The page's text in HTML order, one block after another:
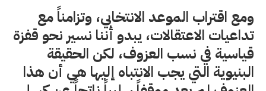
ومع اقتراب الموعد الانتخابي، وتزامناً مع
تداعيات الاعتقالات، يبدو أننا نسير نحو قفزة
قياسية في نسب العزوف، لكن الحقيقة
البنيوية التي يجب الانتباه إليها هي أن هذا